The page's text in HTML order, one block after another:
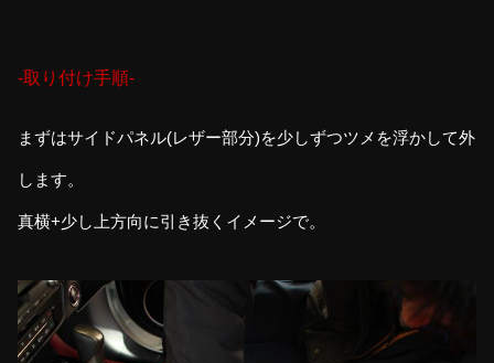
-取り付け手順-
まずはサイドパネル(レザー部分)を少しずつツメを浮かして外
します。
真横+少し上方向に引き抜くイメージで。